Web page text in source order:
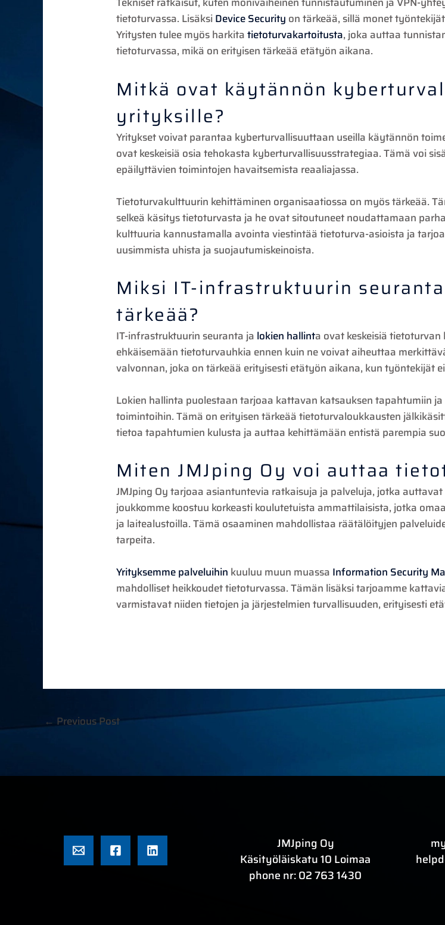
tietoturvassa. LisäksiDevice Security on tärkeää, sillä monet
Yritysten tulee myös harkitatietoturvakartoitusta, joka auttaa
tietoturvassa, mikä on erityisen tärkeää etätyön aikana.
Mitkä ovat käytännön
yrityksille?
Yritykset voivat parantaa kyberturvallisuuttaan useilla käytännön
ovat keskeisiä osia tehokasta kyberturvallisuusstrategiaa. Tämä voi
epäilyttävien toimintojen havaitsemista reaaliajassa.
Tietoturvakulttuurin kehittäminen organisaatiossa on myös tärkeää.
selkeä käsitys tietoturvasta ja he ovat sitoutuneet noudattamaan
kulttuuria kannustamalla avointa viestintää tietoturva-asioista ja
uusimmista uhista ja suojautumiskeinoista.
Miksi IT-infrastruktuurin
tärkeää?
IT-infrastruktuurin seuranta ja lokien hallinta ovat keskeisiä
ehkäisemään tietoturvauhkia ennen kuin ne voivat aiheuttaa
valvonnan, joka on tärkeää erityisesti etätyön aikana, kun työntekijät
Lokien hallinta puolestaan tarjoaa kattavan katsauksen tapahtumiin
toimintoihin. Tämä on erityisen tärkeää tietoturvaloukkausten
tietoa tapahtumien kulusta ja auttaa kehittämään entistä parempia
Miten JMJping Oy voi auttaa
JMJping Oy tarjoaa asiantuntevia ratkaisuja ja palveluja, jotka
joukkomme koostuu korkeasti koulutetuista ammattilaisista, jotka
ja laitealustoilla. Tämä osaaminen mahdollistaa räätälöityjen
tarpeita.
Yrityksemme palveluihin kuuluu muun muassa Information Security
mahdolliset heikkoudet tietoturvassa. Tämän lisäksi tarjoamme
varmistavat niiden tietojen ja järjestelmien turvallisuuden, erityisesti
← Previous Post
JMJping Oy
Käsityöläiskatu 10 Loimaa
phone nr:02 763 1430